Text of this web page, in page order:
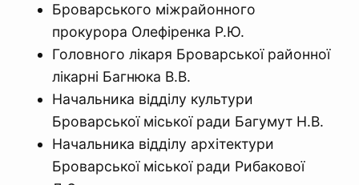
Броварського міжрайонного
прокурора Олефіренка Р.Ю.
Головного лікаря Броварської районної
лікарні Багнюка В.В.
Начальника відділу культури
Броварської міської ради Багумут Н.В.
Начальника відділу архітектури
Броварської міської ради Рибакової